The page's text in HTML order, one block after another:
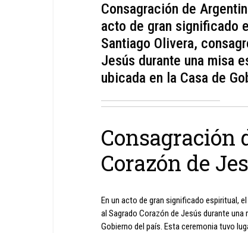
Consagración de
acto de gran significado
Santiago Olivera,
Jesús durante una misa
ubicada en la Casa de
Consagración
Corazón de
En un acto de gran significado espiritual,
al Sagrado Corazón de Jesús durante una
Gobierno del país. Esta ceremonia tuvo